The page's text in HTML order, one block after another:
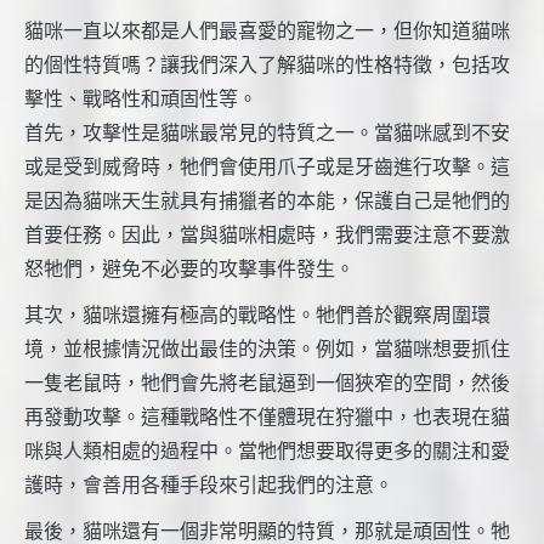
貓咪一直以來都是人們最喜愛的寵物之一，但你知道貓咪
的個性特質嗎？讓我們深入了解貓咪的性格特徵，包括攻
擊性、戰略性和頑固性等。
首先，攻擊性是貓咪最常見的特質之一。當貓咪感到不安
或是受到威脅時，牠們會使用爪子或是牙齒進行攻擊。這
是因為貓咪天生就具有捕獵者的本能，保護自己是牠們的
首要任務。因此，當與貓咪相處時，我們需要注意不要激
怒牠們，避免不必要的攻擊事件發生。
其次，貓咪還擁有極高的戰略性。牠們善於觀察周圍環
境，並根據情況做出最佳的決策。例如，當貓咪想要抓住
一隻老鼠時，牠們會先將老鼠逼到一個狹窄的空間，然後
再發動攻擊。這種戰略性不僅體現在狩獵中，也表現在貓
咪與人類相處的過程中。當牠們想要取得更多的關注和愛
護時，會善用各種手段來引起我們的注意。
最後，貓咪還有一個非常明顯的特質，那就是頑固性。牠